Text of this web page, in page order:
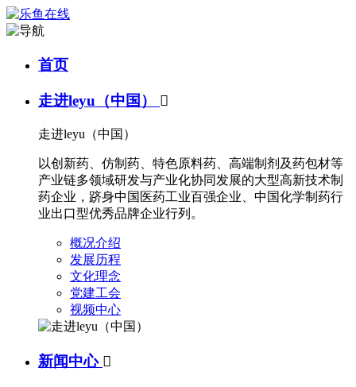
首页
走进leyu（中国） 
走进leyu（中国）
以创新药、仿制药、特色原料药、高端制剂及药包材等
产业链多领域研发与产业化协同发展的大型高新技术制
药企业，跻身中国医药工业百强企业、中国化学制药行
业出口型优秀品牌企业行列。
概况介绍
发展历程
文化理念
党建工会
视频中心
新闻中心 